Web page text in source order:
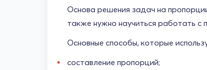
Основа решения задач на
также нужно научиться работать с
Основные способы, которые
составление пропорций;